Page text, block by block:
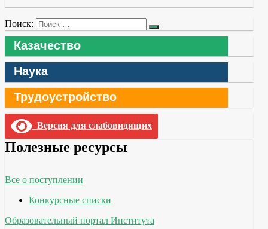
Поиск:
Казачество
Наука
Трудоустройство
Версия для слабовидящих
Полезные ресурсы
Все о поступлении
Конкурсные списки
Образовательный портал Института